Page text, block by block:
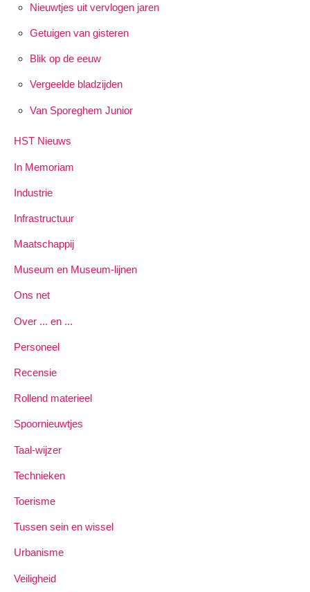
Nieuwtjes uit vervlogen jaren
Getuigen van gisteren
Blik op de eeuw
Vergeelde bladzijden
Van Sporeghem Junior
HST Nieuws
In Memoriam
Industrie
Infrastructuur
Maatschappij
Museum en Museum-lijnen
Ons net
Over ... en ...
Personeel
Recensie
Rollend materieel
Spoornieuwtjes
Taal-wijzer
Technieken
Toerisme
Tussen sein en wissel
Urbanisme
Veiligheid